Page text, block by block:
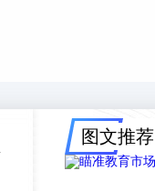
图文推荐